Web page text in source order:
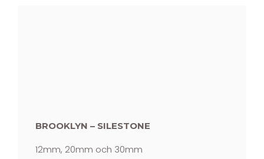
BROOKLYN – SILESTONE
12mm, 20mm och 30mm